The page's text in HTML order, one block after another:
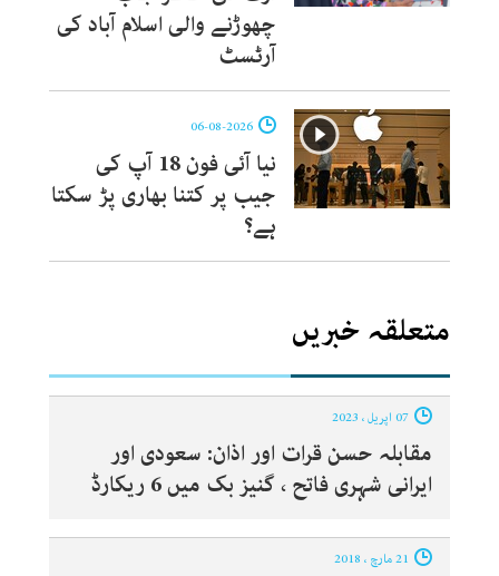
چھوڑنے والی اسلام آباد کی
آرٹسٹ
نیا آئی فون 18 آپ کی
جیب پر کتنا بھاری پڑ سکتا
ہے؟
متعلقہ خبریں
مقابلہ حسن قرات اور اذان: سعودی اور
ایرانی شہری فاتح ، گنیز بک میں 6 ریکارڈ